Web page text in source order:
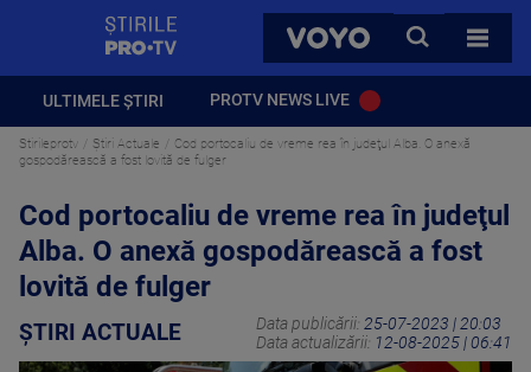
VOYO
CAUTA
TOATE
ULTIMELE ȘTIRI PROTV NEWS LIVE
Stirileprotv Știri Actuale
Cod portocaliu de vreme rea în judeţul Alba. O anexă
gospodărească a fost lovită de fulger
Cod portocaliu de vreme rea în judeţul
Alba. O anexă gospodărească a fost
lovită de fulger
ȘTIRI ACTUALE Data publicării: 25-07-2023 | 20:03
Data actualizării: 12-08-2025 | 06:41